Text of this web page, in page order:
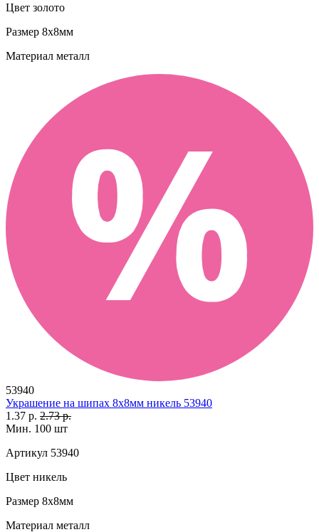
Цвет золото
Размер 8х8мм
Материал металл
53940
Украшение на шипах 8х8мм никель 53940
1.37 р. 2.73 р.
Мин. 100 шт
Артикул 53940
Цвет никель
Размер 8х8мм
Материал металл